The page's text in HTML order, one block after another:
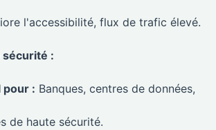
l'accessibilité, flux de trafic élevé.
sécurité :
pour : Banques, centres de données,
de haute sécurité.